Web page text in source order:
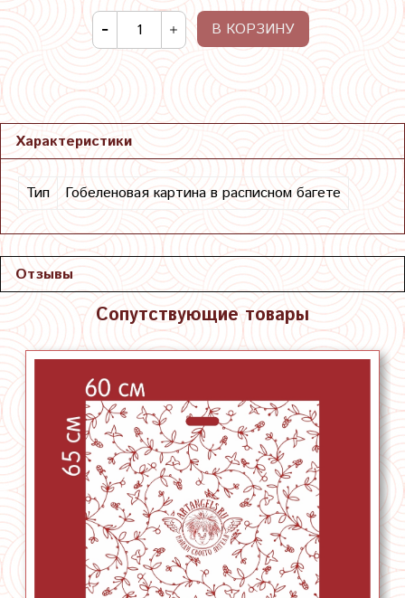
В КОРЗИНУ
Характеристики
Тип Гобеленовая картина в расписном багете
Отзывы
Сопутствующие товары